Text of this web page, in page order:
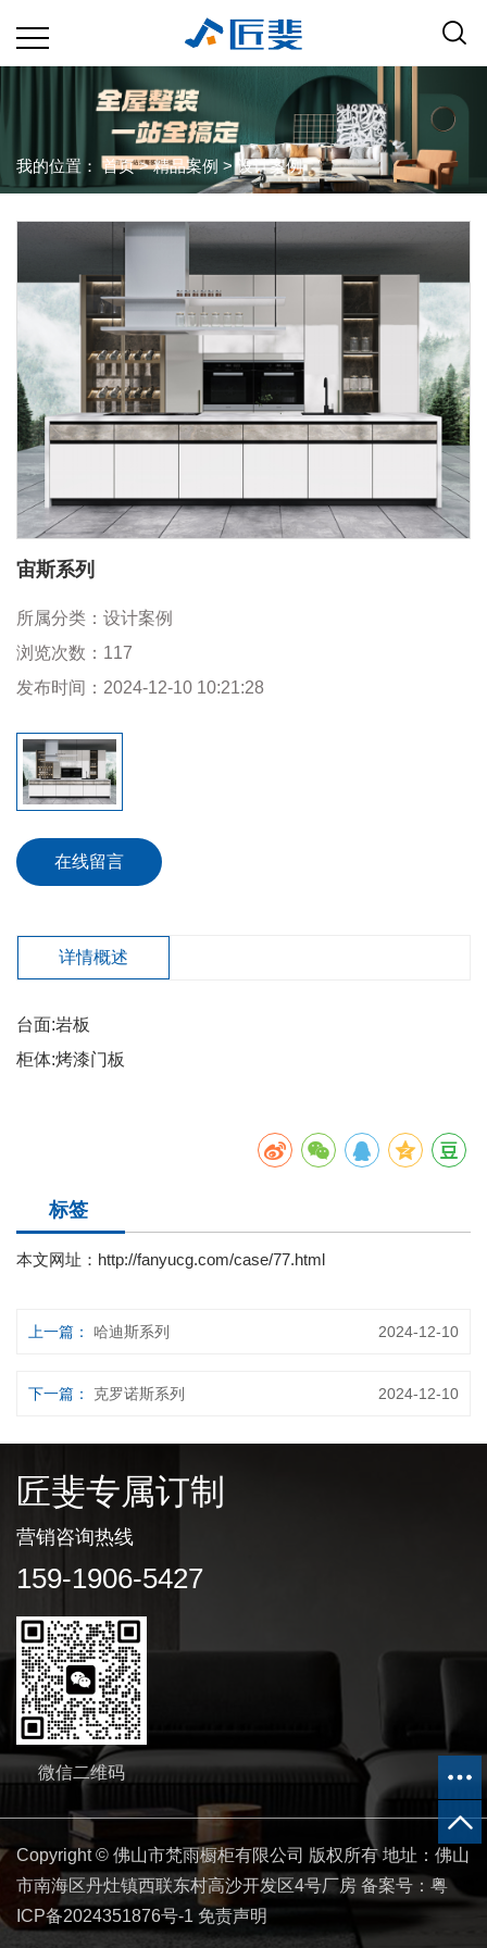
我的位置：首页>精品案例 >设计案例
宙斯系列
所属分类： 设计案例
浏览次数： 117
发布时间： 2024-12-10 10:21:28
在线留言
详情概述
台面:岩板
柜体:烤漆门板
标签
本文网址： http://fanyucg.com/case/77.html
上一篇： 哈迪斯系列 2024-12-10
下一篇： 克罗诺斯系列 2024-12-10
匠斐专属订制
营销咨询热线
159-1906-5427
微信二维码
Copyright © 佛山市梵雨橱柜有限公司 版权所有 地址：佛山
市南海区丹灶镇西联东村高沙开发区4号厂房 备案号： 粤
ICP备2024351876号-1 免责声明